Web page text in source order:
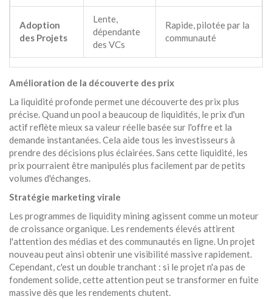
Adoption
des Projets
Lente,
dépendante
des VCs
Rapide, pilotée par la
communauté
Amélioration de la découverte des prix
La liquidité profonde permet une découverte des prix plus
précise. Quand un pool a beaucoup de liquidités, le prix d'un
actif reflète mieux sa valeur réelle basée sur l'offre et la
demande instantanées. Cela aide tous les investisseurs à
prendre des décisions plus éclairées. Sans cette liquidité, les
prix pourraient être manipulés plus facilement par de petits
volumes d'échanges.
Stratégie marketing virale
Les programmes de liquidity mining agissent comme un moteur
de croissance organique. Les rendements élevés attirent
l'attention des médias et des communautés en ligne. Un projet
nouveau peut ainsi obtenir une visibilité massive rapidement.
Cependant, c'est un double tranchant : si le projet n'a pas de
fondement solide, cette attention peut se transformer en fuite
massive dès que les rendements chutent.